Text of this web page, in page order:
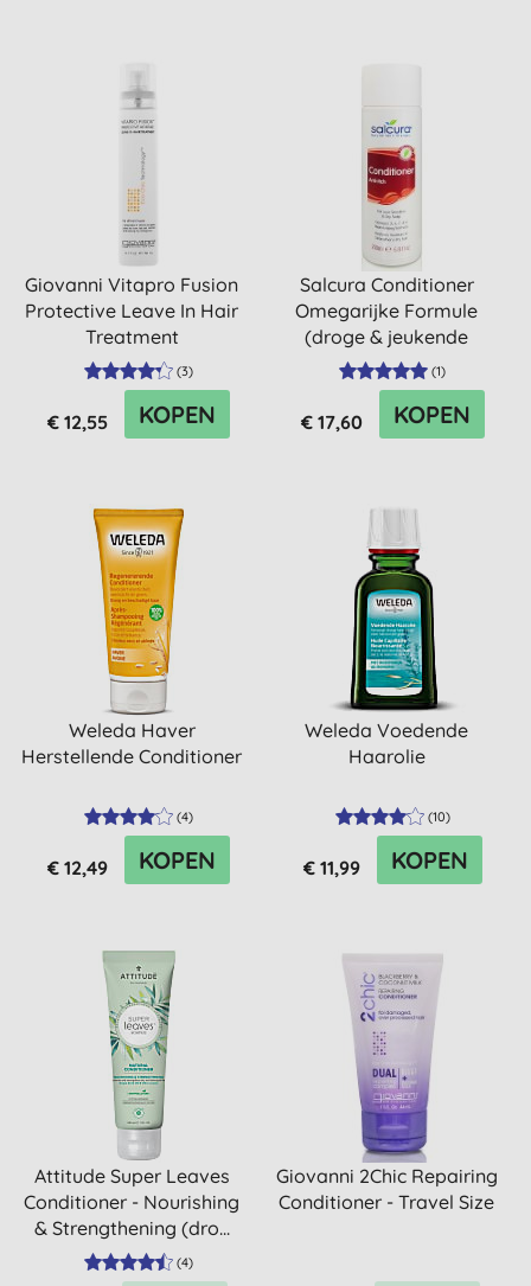
Giovanni Vitapro Fusion
Protective Leave In Hair
Treatment
(3)
€ 12,55 KOPEN
Salcura Conditioner
Omegarijke Formule
(droge & jeukende
hoofdhuid)(1)
€ 17,60 KOPEN
Weleda Haver
Herstellende Conditioner
(4)
€ 12,49 KOPEN
Weleda Voedende
Haarolie
(10)
€ 11,99 KOPEN
Attitude Super Leaves
Conditioner - Nourishing
& Strengthening (dro...
(4)
Giovanni 2Chic Repairing
Conditioner - Travel Size